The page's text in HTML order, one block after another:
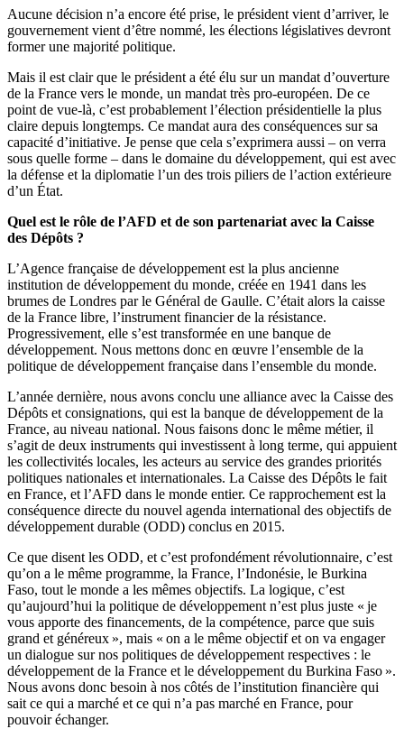
Aucune décision n’a encore été prise, le président vient d’arriver, le
gouvernement vient d’être nommé, les élections législatives devront
former une majorité politique.
Mais il est clair que le président a été élu sur un mandat d’ouverture
de la France vers le monde, un mandat très pro-européen. De ce
point de vue-là, c’est probablement l’élection présidentielle la plus
claire depuis longtemps. Ce mandat aura des conséquences sur sa
capacité d’initiative. Je pense que cela s’exprimera aussi – on verra
sous quelle forme – dans le domaine du développement, qui est avec
la défense et la diplomatie l’un des trois piliers de l’action extérieure
d’un État.
Quel est le rôle de l’AFD et de son partenariat avec la Caisse
des Dépôts ?
L’Agence française de développement est la plus ancienne
institution de développement du monde, créée en 1941 dans les
brumes de Londres par le Général de Gaulle. C’était alors la caisse
de la France libre, l’instrument financier de la résistance.
Progressivement, elle s’est transformée en une banque de
développement. Nous mettons donc en œuvre l’ensemble de la
politique de développement française dans l’ensemble du monde.
L’année dernière, nous avons conclu une alliance avec la Caisse des
Dépôts et consignations, qui est la banque de développement de la
France, au niveau national. Nous faisons donc le même métier, il
s’agit de deux instruments qui investissent à long terme, qui appuient
les collectivités locales, les acteurs au service des grandes priorités
politiques nationales et internationales. La Caisse des Dépôts le fait
en France, et l’AFD dans le monde entier. Ce rapprochement est la
conséquence directe du nouvel agenda international des objectifs de
développement durable (ODD) conclus en 2015.
Ce que disent les ODD, et c’est profondément révolutionnaire, c’est
qu’on a le même programme, la France, l’Indonésie, le Burkina
Faso, tout le monde a les mêmes objectifs. La logique, c’est
qu’aujourd’hui la politique de développement n’est plus juste « je
vous apporte des financements, de la compétence, parce que suis
grand et généreux », mais « on a le même objectif et on va engager
un dialogue sur nos politiques de développement respectives : le
développement de la France et le développement du Burkina Faso ».
Nous avons donc besoin à nos côtés de l’institution financière qui
sait ce qui a marché et ce qui n’a pas marché en France, pour
pouvoir échanger.